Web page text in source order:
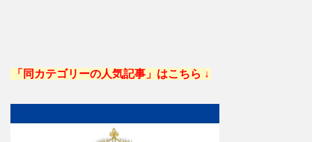
「同カテゴリーの人気記事」はこちら ↓